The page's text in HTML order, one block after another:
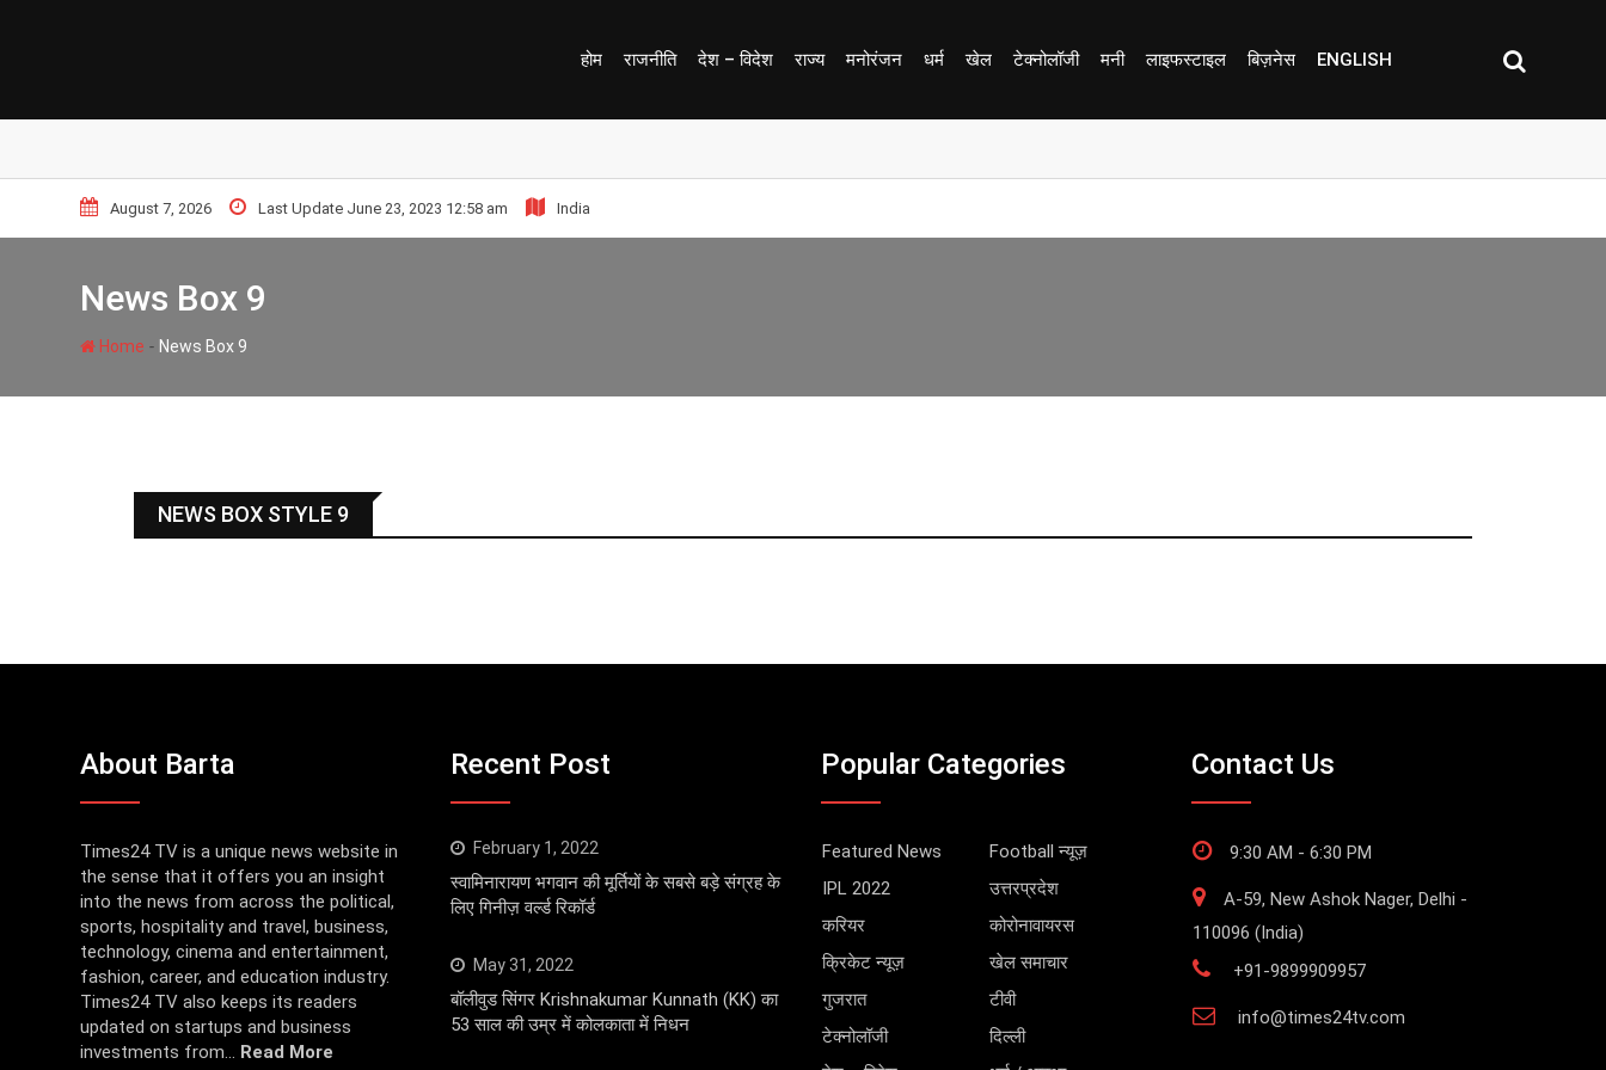
होम राजनीति देश – विदेश राज्य मनोरंजन धर्म खेल टेक्नोलॉजी मनी लाइफस्टाइल बिज़नेस ENGLISH
August 7, 2026 Last Update June 23, 2023 12:58 am India
News Box 9
Home - News Box 9
NEWS BOX STYLE 9
About Barta
Times24 TV is a unique news website in
the sense that it offers you an insight
into the news from across the political,
sports, hospitality and travel, business,
technology, cinema and entertainment,
fashion, career, and education industry.
Times24 TV also keeps its readers
updated on startups and business
investments from... Read More
Recent Post
February 1, 2022
स्वामिनारायण भगवान की मूर्तियों के सबसे बड़े संग्रह के
लिए गिनीज़ वर्ल्ड रिकॉर्ड
May 31, 2022
बॉलीवुड सिंगर Krishnakumar Kunnath (KK) का
53 साल की उम्र में कोलकाता में निधन
Popular Categories
Featured News
Football न्यूज़
IPL 2022
उत्तरप्रदेश
करियर
कोरोनावायरस
क्रिकेट न्यूज़
खेल समाचार
गुजरात
टीवी
टेक्नोलॉजी
दिल्ली
Contact Us
9:30 AM - 6:30 PM
A-59, New Ashok Nager, Delhi -
110096 (India)
+91-9899909957
info@times24tv.com